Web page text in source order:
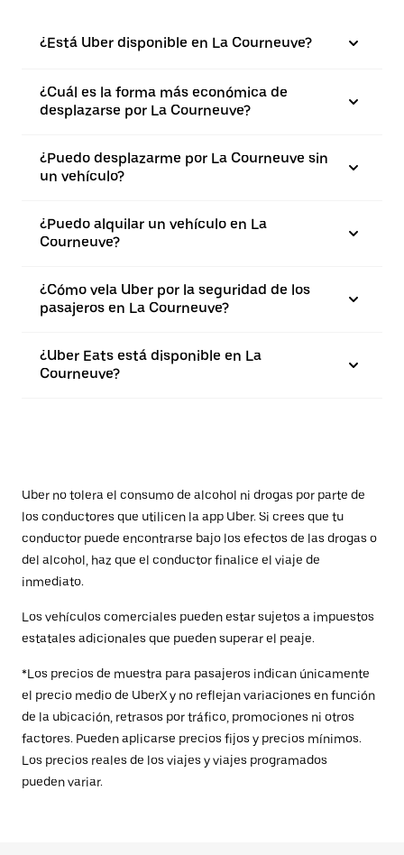
¿Está Uber disponible en La Courneuve?
¿Cuál es la forma más económica de
desplazarse por La Courneuve?
¿Puedo desplazarme por La Courneuve sin
un vehículo?
¿Puedo alquilar un vehículo en La
Courneuve?
¿Cómo vela Uber por la seguridad de los
pasajeros en La Courneuve?
¿Uber Eats está disponible en La
Courneuve?
Uber no tolera el consumo de alcohol ni drogas por parte de
los conductores que utilicen la app Uber. Si crees que tu
conductor puede encontrarse bajo los efectos de las drogas o
del alcohol, haz que el conductor finalice el viaje de
inmediato.
Los vehículos comerciales pueden estar sujetos a impuestos
estatales adicionales que pueden superar el peaje.
*Los precios de muestra para pasajeros indican únicamente
el precio medio de UberX y no reflejan variaciones en función
de la ubicación, retrasos por tráfico, promociones ni otros
factores. Pueden aplicarse precios fijos y precios mínimos.
Los precios reales de los viajes y viajes programados
pueden variar.